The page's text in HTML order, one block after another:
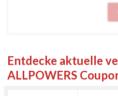
Entdecke aktuelle
ALLPOWERS